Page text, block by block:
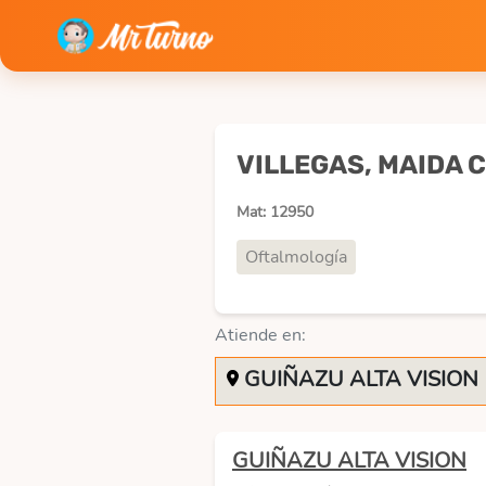
VILLEGAS, MAIDA
Mat: 12950
Oftalmología
Atiende en:
GUIÑAZU ALTA VISION
GUIÑAZU ALTA VISION